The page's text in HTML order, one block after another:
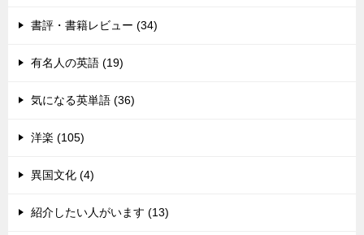
書評・書籍レビュー (34)
有名人の英語 (19)
気になる英単語 (36)
洋楽 (105)
異国文化 (4)
紹介したい人がいます (13)